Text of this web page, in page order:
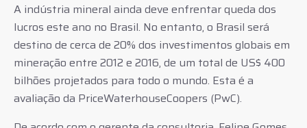
A indústria mineral ainda deve enfrentar queda dos
lucros este ano no Brasil. No entanto, o Brasil será
destino de cerca de 20% dos investimentos globais em
mineração entre 2012 e 2016, de um total de US$ 400
bilhões projetados para todo o mundo. Esta é a
avaliação da PriceWaterhouseCoopers (PwC).